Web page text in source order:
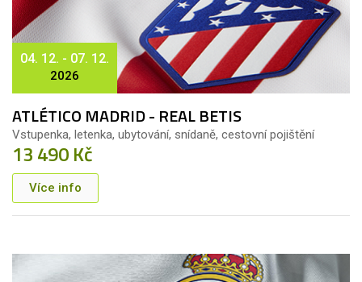
04. 12. - 07. 12.
2026
ATLÉTICO MADRID - REAL BETIS
Vstupenka, letenka, ubytování, snídaně, cestovní pojištění
13 490 Kč
Více info